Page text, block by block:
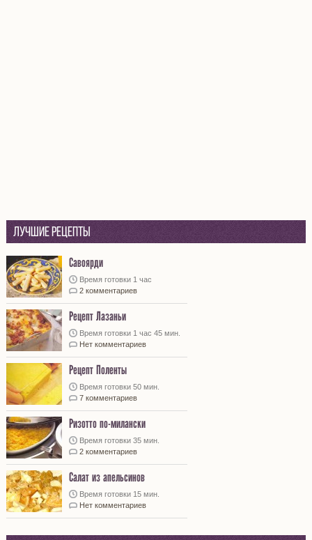
Лучшие рецепты
Савоярди
Время готовки 1 час
2 комментариев
Рецепт Лазаньи
Время готовки 1 час 45 мин.
Нет комментариев
Рецепт Поленты
Время готовки 50 мин.
7 комментариев
Ризотто по-милански
Время готовки 35 мин.
2 комментариев
Салат из апельсинов
Время готовки 15 мин.
Нет комментариев